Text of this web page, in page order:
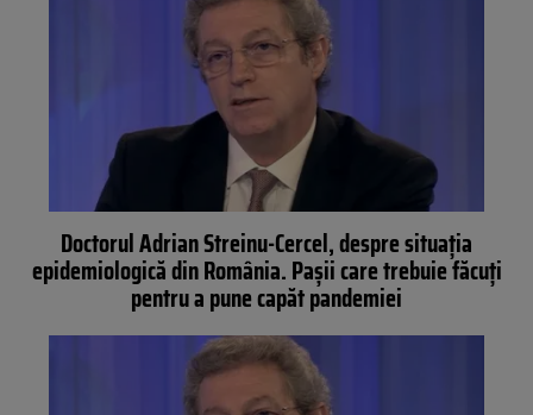
Doctorul Adrian Streinu-Cercel, despre situația
epidemiologică din România. Pașii care trebuie făcuți
pentru a pune capăt pandemiei